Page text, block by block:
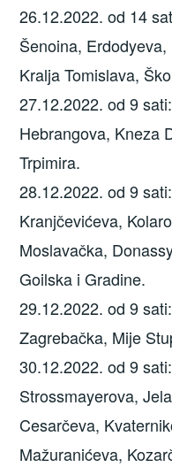
26.12.2022. od 14
Šenoina,
Kralja Tomislava,
27.12.2022. od 9
Hebrangova, Kneza
Trpimira.
28.12.2022. od 9
Kranjčevićeva,
Moslavačka,
Goilska i Gradine.
29.12.2022. od 9
Zagrebačka, Mije
30.12.2022. od 9
Strossmayerova,
Cesarčeva,
Mažuranićeva,